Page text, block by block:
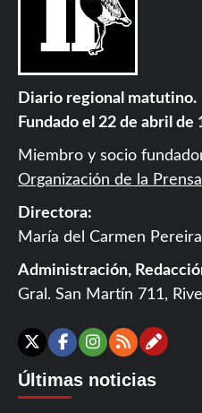
Diario regional matutino.
Fundado el 22 de abril de
Miembro y socio
Organización de la
Directora:
María del Carmen
Administración,
Gral. San Martín 711,
X Facebook
Instagram
RSS
Últimas noticias